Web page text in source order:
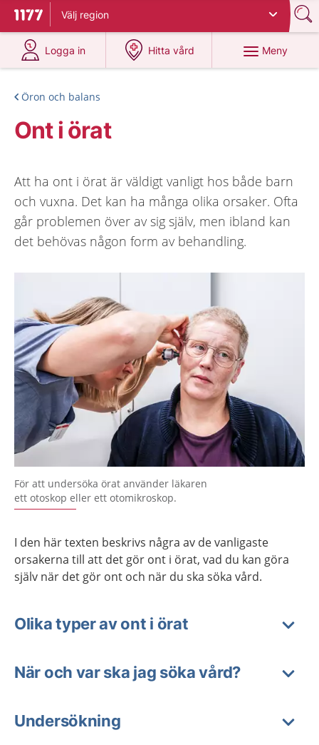
Till startsidan för 1177
Välj region
Logga in
på 1177.se
Hitta vård
på 1177.se
Meny
Öron och balans
Ont i örat
Att ha ont i örat är väldigt vanligt hos både barn
och vuxna. Det kan ha många olika orsaker. Ofta
går problemen över av sig själv, men ibland kan
det behövas någon form av behandling.
För att undersöka örat använder läkaren
ett otoskop eller ett otomikroskop.
I den här texten beskrivs några av de vanligaste
orsakerna till att det gör ont i örat, vad du kan göra
själv när det gör ont och när du ska söka vård.
Olika typer av ont i örat
När och var ska jag söka vård?
Undersökning